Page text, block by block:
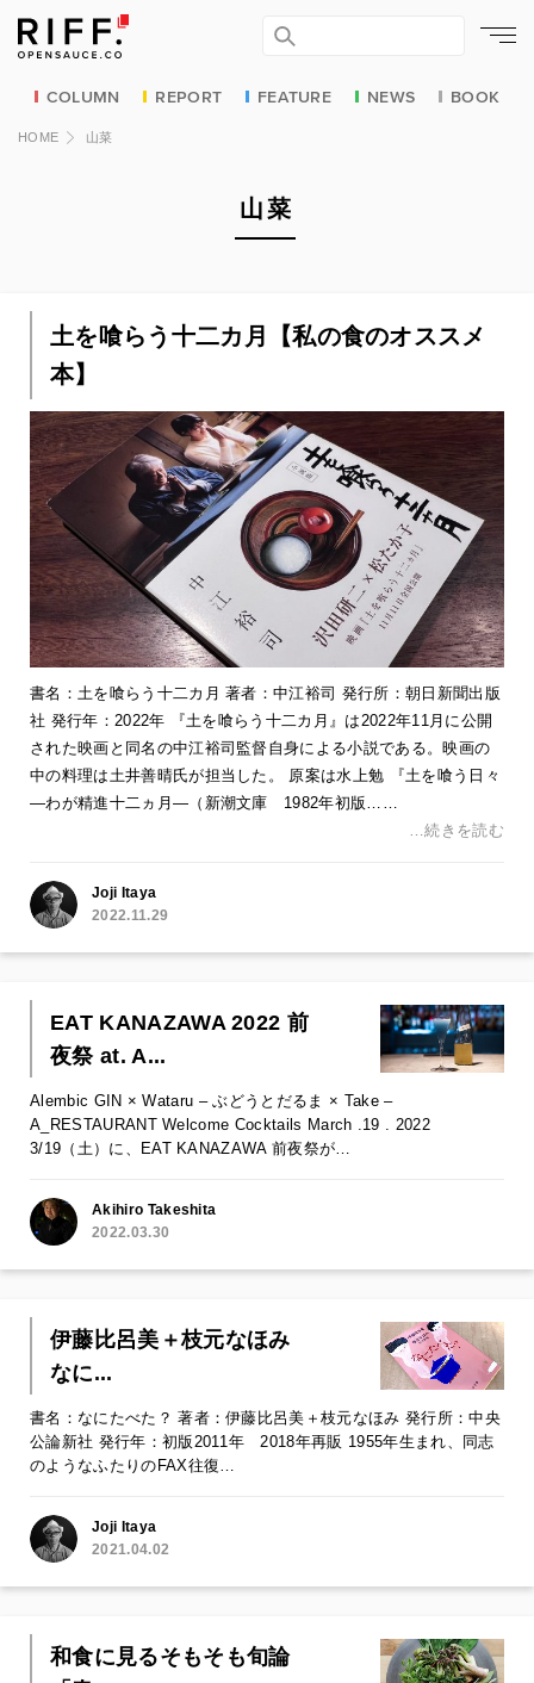
COLUMN REPORT FEATURE NEWS BOOK
HOME 山菜
山菜
土を喰らう十二カ月【私の食のオススメ
本】
書名：土を喰らう十二カ月 著者：中江裕司 発行所：朝日新聞出版
社 発行年：2022年 『土を喰らう十二カ月』は2022年11月に公開
された映画と同名の中江裕司監督自身による小説である。映画の
中の料理は土井善晴氏が担当した。 原案は水上勉 『土を喰う日々
―わが精進十二ヵ月―（新潮文庫 1982年初版……
…続きを読む
Joji Itaya
2022.11.29
EAT KANAZAWA 2022 前
夜祭 at. A...
Alembic GIN × Wataru – ぶどうとだるま × Take –
A_RESTAURANT Welcome Cocktails March .19 . 2022
3/19（土）に、EAT KANAZAWA 前夜祭が…
Akihiro Takeshita
2022.03.30
伊藤比呂美＋枝元なほみ
なに...
書名：なにたべた？ 著者：伊藤比呂美＋枝元なほみ 発行所：中央
公論新社 発行年：初版2011年 2018年再販 1955年生まれ、同志
のようなふたりのFAX往復…
Joji Itaya
2021.04.02
和食に見るそもそも旬論